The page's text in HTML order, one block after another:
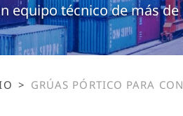
equipo técnico de más
> GRÚAS PÓRTICO PARA